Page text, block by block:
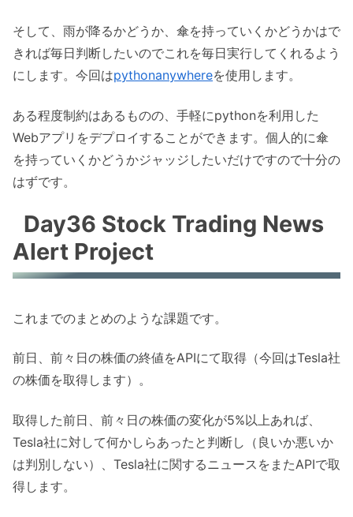
そして、雨が降るかどうか、傘を持っていくかどうかはで
きれば毎日判断したいのでこれを毎日実行してくれるよう
にします。今回はpythonanywhereを使用します。
ある程度制約はあるものの、手軽にpythonを利用した
Webアプリをデプロイすることができます。個人的に傘
を持っていくかどうかジャッジしたいだけですので十分の
はずです。
Day36 Stock Trading News
Alert Project
これまでのまとめのような課題です。
前日、前々日の株価の終値をAPIにて取得（今回はTesla社
の株価を取得します）。
取得した前日、前々日の株価の変化が5%以上あれば、
Tesla社に対して何かしらあったと判断し（良いか悪いか
は判別しない）、Tesla社に関するニュースをまたAPIで取
得します。